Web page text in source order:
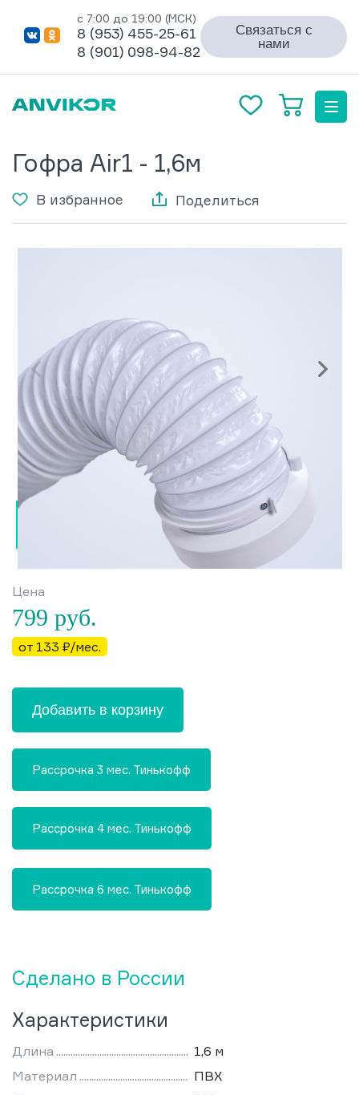
с 7:00 до 19:00 (МСК)
8 (953) 455-25-61
8 (901) 098-94-82
Связаться с
нами
Гофра Air1 - 1,6м
В избранное Поделиться
Сделано в России
Характеристики
Длина
1,6 м
Материал
ПВХ
Цена
799 руб.
от 133 ₽/мес.
Добавить в корзину
Рассрочка 3 мес. Тинькофф
Рассрочка 4 мес. Тинькофф
Рассрочка 6 мес. Тинькофф